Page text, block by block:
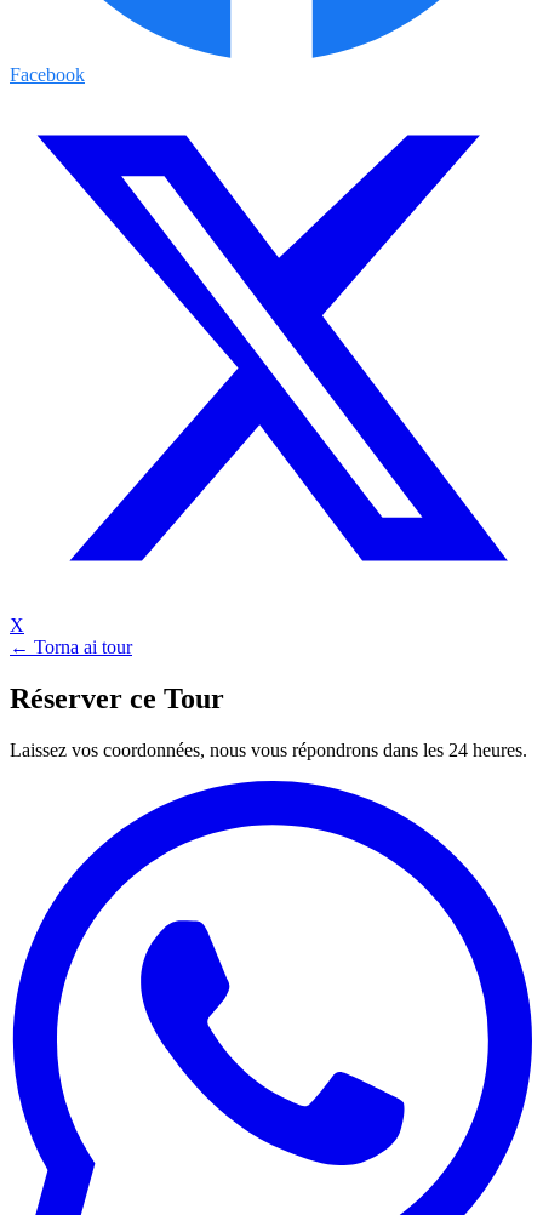
Facebook
X
← Torna ai tour
Réserver ce Tour
Laissez vos coordonnées, nous vous répondrons dans les 24 heures.